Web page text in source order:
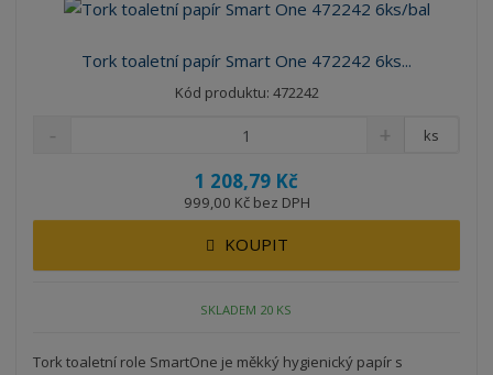
Tork toaletní papír Smart One 472242 6ks...
Kód produktu: 472242
1 208,79 Kč
999,00 Kč bez DPH
ks
KOUPIT
SKLADEM 20 KS
Tork toaletní role SmartOne je měkký hygienický papír s